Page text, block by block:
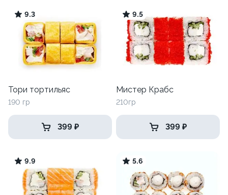
9.3
Тори тортильяс
190 гр
399 ₽
9.5
Мистер Крабс
210гр
399 ₽
9.9 5.6